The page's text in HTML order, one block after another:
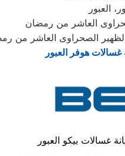
العبور
العاشر من رمضان
الظهير الصحراوى العاشر من
غسالات هوفر العبور
غسالات بيكو العبور